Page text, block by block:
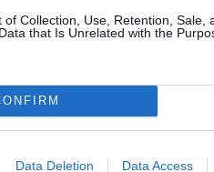
of Collection, Use, Retention, Sale,
that Is Unrelated with the
Data Deletion Data Access
alla
mediana delle aziende
ATECO e provincia.